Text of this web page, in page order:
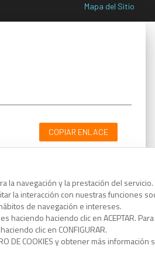
la navegación y la prestación del
la interacción con nuestras funciones
de navegación e intereses.
haciendo clic en ACEPTAR.
clic en CONFIGURAR.
DE COOKIES y obtener más información
Mapa del Sitio
COPIAR ENLACE